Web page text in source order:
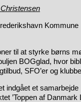
til at styrke børns
BOGglad, hvor
SFO’er og
indgået et
’Toppen af